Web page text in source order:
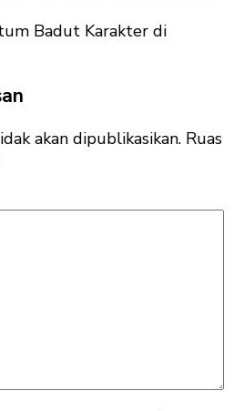
akan dipublikasikan. Ruas